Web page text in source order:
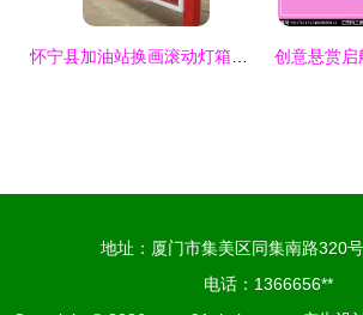
地址：厦门市集美区同集南路320
电话：1366656**